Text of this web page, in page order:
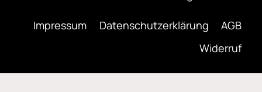
Impressum Datenschutzerklärung
AGB
Widerruf